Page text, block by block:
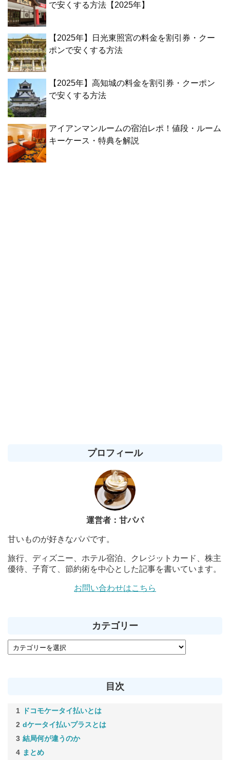
で安くする方法【2025年】
【2025年】日光東照宮の料金を割引券・クー
ポンで安くする方法
【2025年】高知城の料金を割引券・クーポン
で安くする方法
アイアンマンルームの宿泊レポ！値段・ルーム
キーケース・特典を解説
プロフィール
運営者：甘パパ
甘いものが好きなパパです。
旅行、ディズニー、ホテル宿泊、クレジットカード、株主
優待、子育て、節約術を中心とした記事を書いています。
お問い合わせはこちら
カテゴリー
目次
ドコモケータイ払いとは
dケータイ払いプラスとは
結局何が違うのか
まとめ